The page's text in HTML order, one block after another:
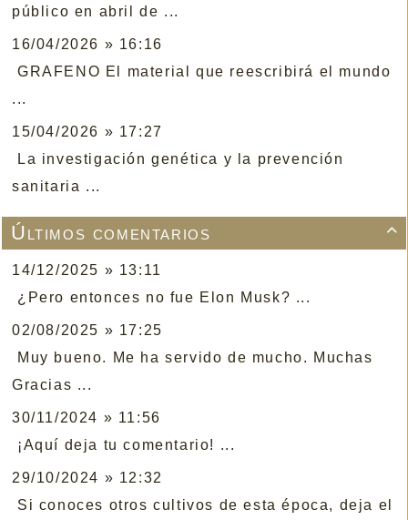
público en abril de ...
16/04/2026 » 16:16
GRAFENO El material que reescribirá el mundo
...
15/04/2026 » 17:27
La investigación genética y la prevención
sanitaria ...

Últimos comentarios
14/12/2025 » 13:11
¿Pero entonces no fue Elon Musk? ...
02/08/2025 » 17:25
Muy bueno. Me ha servido de mucho. Muchas
Gracias ...
30/11/2024 » 11:56
¡Aquí deja tu comentario! ...
29/10/2024 » 12:32
Si conoces otros cultivos de esta época, deja el